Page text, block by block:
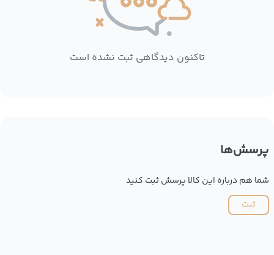
تاکنون دیدگاهی ثبت نشده است
پرسش‌ها
شما هم درباره این کالا پرسش ثبت کنید
ثبت